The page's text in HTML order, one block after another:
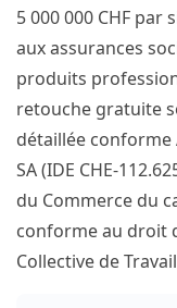
5 000 000 CHF par
aux assurances
produits
retouche gratuite
détaillée conforme
SA (IDE CHE-
du Commerce du
conforme au droit
Collective de